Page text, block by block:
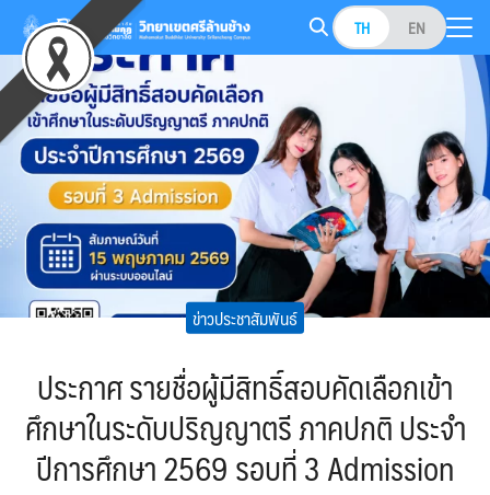
Skip
content
TH EN
Search
for:
ข่าวประชาสัมพันธ์
ประกาศ รายชื่อผู้มีสิทธิ์สอบคัดเลือกเข้า
ศึกษาในระดับปริญญาตรี ภาคปกติ ประจำ
ปีการศึกษา 2569 รอบที่ 3 Admission